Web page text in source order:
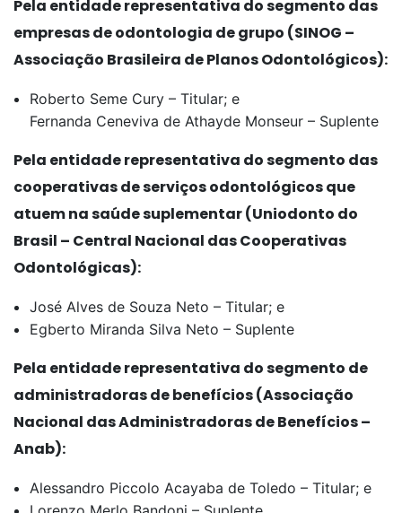
Pela entidade representativa do segmento das
empresas de odontologia de grupo (SINOG –
Associação Brasileira de Planos Odontológicos):
Roberto Seme Cury – Titular; e
Fernanda Ceneviva de Athayde Monseur – Suplente
Pela entidade representativa do segmento das
cooperativas de serviços odontológicos que
atuem na saúde suplementar (Uniodonto do
Brasil – Central Nacional das Cooperativas
Odontológicas):
José Alves de Souza Neto – Titular; e
Egberto Miranda Silva Neto – Suplente
Pela entidade representativa do segmento de
administradoras de benefícios (Associação
Nacional das Administradoras de Benefícios –
Anab):
Alessandro Piccolo Acayaba de Toledo – Titular; e